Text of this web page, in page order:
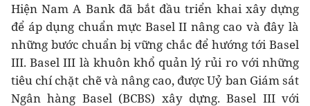
Hiện Nam A Bank đã bắt đầu triển khai xây dựng
để áp dụng chuẩn mực Basel II nâng cao và đây là
những bước chuẩn bị vững chắc để hướng tới Basel
III. Basel III là khuôn khổ quản lý rủi ro với những
tiêu chí chặt chẽ và nâng cao, được Uỷ ban Giám sát
Ngân hàng Basel (BCBS) xây dựng. Basel III với